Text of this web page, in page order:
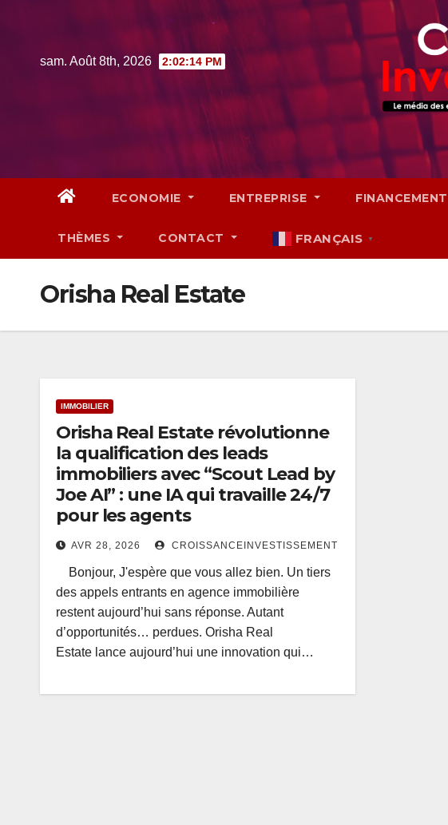
contentsam. Août 8th, 2026 2:02:15 PM
ECONOMIE ENTREPRISE FINANCEMENT
THÈMES CONTACT FRANÇAIS ▼
Orisha Real Estate
IMMOBILIER
Orisha Real Estate révolutionne
la qualification des leads
immobiliers avec “Scout Lead by
Joe AI” : une IA qui travaille 24/7
pour les agents
AVR 28, 2026 CROISSANCEINVESTISSEMENT
Bonjour, J'espère que vous allez bien. Un tiers
des appels entrants en agence immobilière
restent aujourd’hui sans réponse. Autant
d’opportunités… perdues. Orisha Real
Estate lance aujourd’hui une innovation qui…